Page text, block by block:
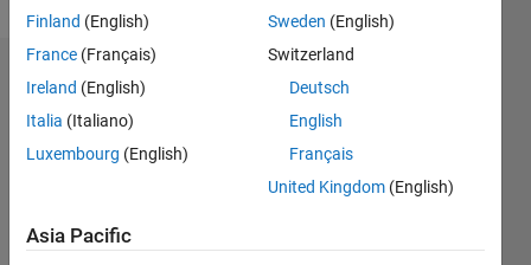
Dashboard
Statistics
-2
-1 2
3
Finland (English)
France (Français)
Ireland (English)
Italia (Italiano)
Luxembourg (English)
Sweden (English)
Switzerland
Deutsch
English
Français
United Kingdom (English)
Asia Pacific